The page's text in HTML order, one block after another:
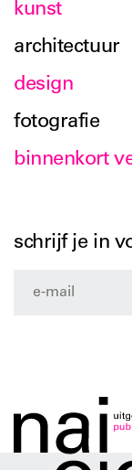
kunst
architectuur
design
fotografie
binnenkort
schrijf je in